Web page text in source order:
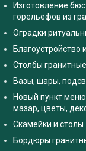
Изготовление
горельефов из
Оградки
Благоустройство
Столбы гранитные
Вазы, шары,
Новый пункт
мазар, цветы,
Скамейки и столы
Бордюры